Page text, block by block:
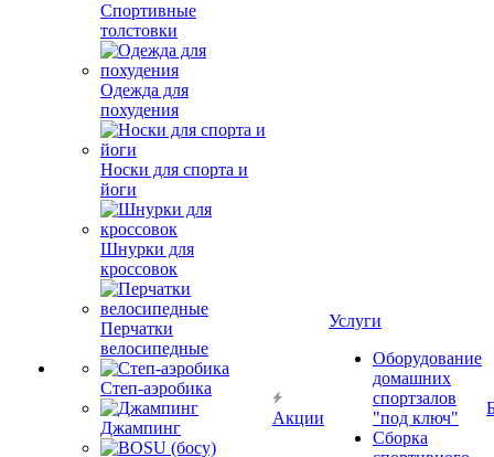
Спортивные
толстовки
Одежда для
похудения
Носки для спорта и
йоги
Шнурки для
кроссовок
Перчатки
велосипедные
Степ-аэробика
Джампинг
Акции
Услуги
Оборудование
домашних
спортзалов
"под ключ"
Сборка